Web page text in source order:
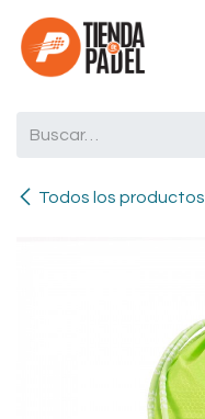
Ir al contenido
Todos los productos